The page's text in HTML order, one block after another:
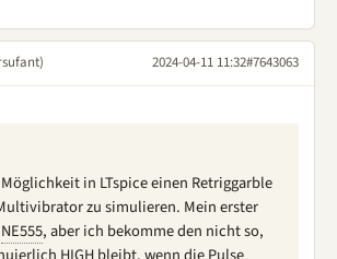
2024-04-11 11:32#7643063
in LTspice einen Retriggarble
zu simulieren. Mein erster
NE555, aber ich bekomme den nicht so,